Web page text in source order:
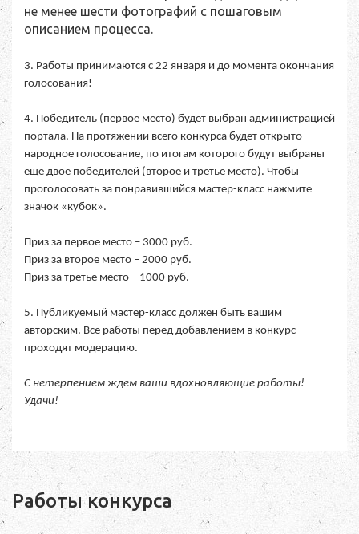
не менее шести фотографий с пошаговым
описанием процесса.
3. Работы принимаются с 22 января и до момента окончания
голосования!
4. Победитель (первое место) будет выбран администрацией
портала. На протяжении всего конкурса будет открыто
народное голосование, по итогам которого будут выбраны
еще двое победителей (второе и третье место). Чтобы
проголосовать за понравившийся мастер-класс нажмите
значок «кубок».
Приз за первое место – 3000 руб.
Приз за второе место – 2000 руб.
Приз за третье место – 1000 руб.
5. Публикуемый мастер-класс должен быть вашим
авторским. Все работы перед добавлением в конкурс
проходят модерацию.
С нетерпением ждем ваши вдохновляющие работы!
Удачи!
Работы конкурса